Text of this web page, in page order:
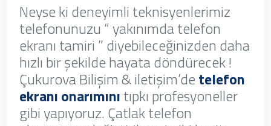
Neyse ki deneyimli teknisyenlerimiz
telefonunuzu “ yakınımda telefon
ekranı tamiri ” diyebileceğinizden daha
hızlı bir şekilde hayata döndürecek !
Çukurova Bilişim & iletişim’detelefon
ekranı onarımınıtıpkı profesyoneller
gibi yapıyoruz. Çatlak telefon